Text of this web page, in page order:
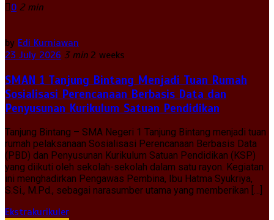
0 2 min
by Edi Kurniawan
23 July 2026 3 min 2 weeks
SMAN 1 Tanjung Bintang Menjadi Tuan Rumah
Sosialisasi Perencanaan Berbasis Data dan
Penyusunan Kurikulum Satuan Pendidikan
Tanjung Bintang – SMA Negeri 1 Tanjung Bintang menjadi tuan
rumah pelaksanaan Sosialisasi Perencanaan Berbasis Data
(PBD) dan Penyusunan Kurikulum Satuan Pendidikan (KSP)
yang diikuti oleh sekolah-sekolah dalam satu rayon. Kegiatan
ini menghadirkan Pengawas Pembina, Ibu Hatma Syukriya,
S.Si., M.Pd., sebagai narasumber utama yang memberikan […]
Ekstrakurikuler